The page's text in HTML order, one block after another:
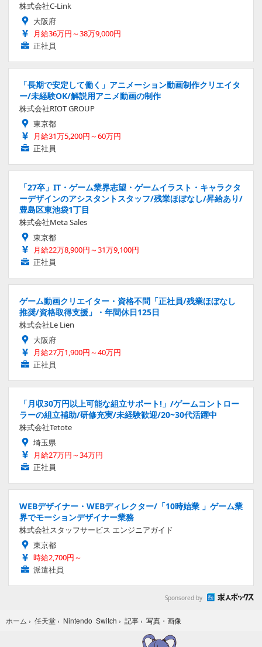
株式会社C-Link
大阪府
月給36万円～38万9,000円
正社員
「長期で安定して働く」アニメーション動画制作クリエイタ
ー/未経験OK/解説用アニメ動画の制作
株式会社RIOT GROUP
東京都
月給31万5,200円～60万円
正社員
「27卒」IT・ゲーム業界志望・ゲームイラスト・キャラクタ
ーデザインのアシスタントスタッフ/残業ほぼなし/昇給あり/
豊島区東池袋1丁目
株式会社Meta Sales
東京都
月給22万8,900円～31万9,100円
正社員
ゲーム動画クリエイター・資格不問「正社員/残業ほぼなし
推奨/資格取得支援」・年間休日125日
株式会社Le Lien
大阪府
月給27万1,900円～40万円
正社員
「月収30万円以上可能な組立サポート!」/ゲームコントロー
ラーの組立補助/研修充実/未経験歓迎/20~30代活躍中
株式会社Tetote
埼玉県
月給27万円～34万円
正社員
WEBデザイナー・WEBディレクター/「10時始業 」ゲーム業
界でモーションデザイナー業務
株式会社スタッフサービス エンジニアガイド
東京都
時給2,700円～
派遣社員
Sponsored by
ホーム › 任天堂 › Nintendo Switch › 記事 › 写真・画像